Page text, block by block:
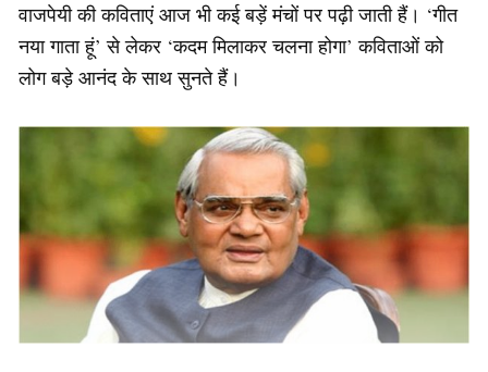
वाजपेयी की कविताएं आज भी कई बड़ें मंचों पर पढ़ी जाती हैं। ‘गीत
नया गाता हूं’ से लेकर ‘कदम मिलाकर चलना होगा’ कविताओं को
लोग बड़े आनंद के साथ सुनते हैं।